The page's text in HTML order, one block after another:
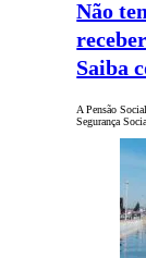
Não
Saiba
A Pensão
Segurança